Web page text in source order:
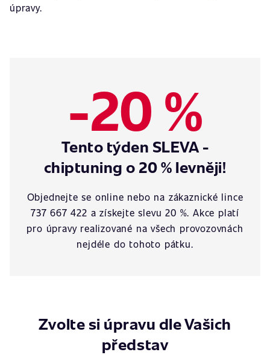
úpravy.
-20 %
Tento týden SLEVA -
chiptuning o 20 % levněji!
Objednejte se online nebo na zákaznické lince
737 667 422 a získejte slevu 20 %. Akce platí
pro úpravy realizované na všech provozovnách
nejdéle do tohoto pátku.
Zvolte si úpravu dle Vašich
představ